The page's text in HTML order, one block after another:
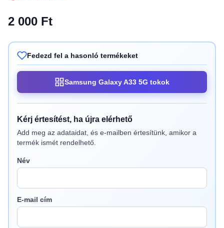
2 000 Ft
Fedezd fel a hasonló termékeket
Samsung Galaxy A33 5G tokok
Kérj értesítést, ha újra elérhető
Add meg az adataidat, és e-mailben értesítünk, amikor a
termék ismét rendelhető.
Név
E-mail cím